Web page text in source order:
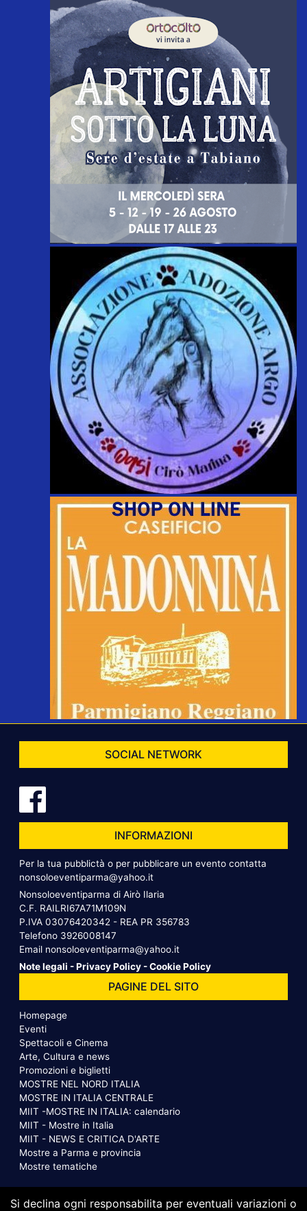
SOCIAL NETWORK
INFORMAZIONI
Per la tua pubblictà o per pubblicare un evento contatta
nonsoloeventiparma@yahoo.it
Nonsoloeventiparma di Airò Ilaria
C.F. RAILRI67A71M109N
P.IVA 03076420342 - REA PR 356783
Telefono 3926008147
Email nonsoloeventiparma@yahoo.it
Note legali -Privacy Policy -Cookie Policy
PAGINE DEL SITO
Homepage
Eventi
Spettacoli e Cinema
Arte, Cultura e news
Promozioni e biglietti
MOSTRE NEL NORD ITALIA
MOSTRE IN ITALIA CENTRALE
MIIT -MOSTRE IN ITALIA: calendario
MIIT - Mostre in Italia
MIIT - NEWS E CRITICA D'ARTE
Mostre a Parma e provincia
Mostre tematiche
Si declina ogni responsabilita per eventuali variazioni o